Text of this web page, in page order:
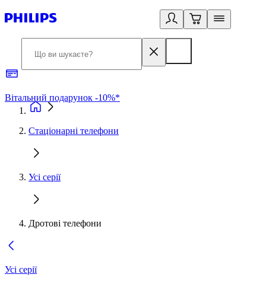
Вітальний подарунок -10%*
Стаціонарні телефони
Усі серії
Дротові телефони
Усі серії